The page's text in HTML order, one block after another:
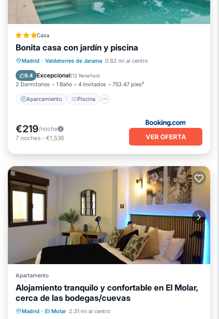
Casa
Bonita casa con jardín y piscina
Madrid · Valdetorres de Jarama 0.82 mi al centro
9.4 Excepcional(12 Reseñas)
2 Dormitorios 1 Baño 4 Invitados 753.47 pies²
Aparcamiento Piscina
Aparcamiento
Piscina
Balcón/Terraza
€219/noche
7 noches - €1,536 VER OFERTA
Apartamento
Alojamiento tranquilo y confortable en El Molar,
cerca de las bodegas/cuevas
Madrid · El Molar 2.31 mi al centro
Cocina Internet
Apto para niños
Lavandería